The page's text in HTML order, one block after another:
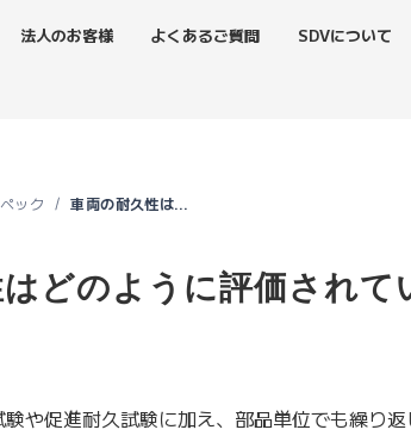
法人のお客様 よくあるご質問 SDVについて
ック 車両の耐久性はどのように評価されていますか？
どのように評価されて
や促進耐久試験に加え、部品単位でも繰り